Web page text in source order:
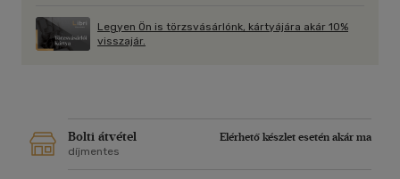
Legyen Ön is törzsvásárlónk, kártyájára akár 10%
visszajár.
Bolti átvétel
Elérhető készlet esetén akár ma
díjmentes